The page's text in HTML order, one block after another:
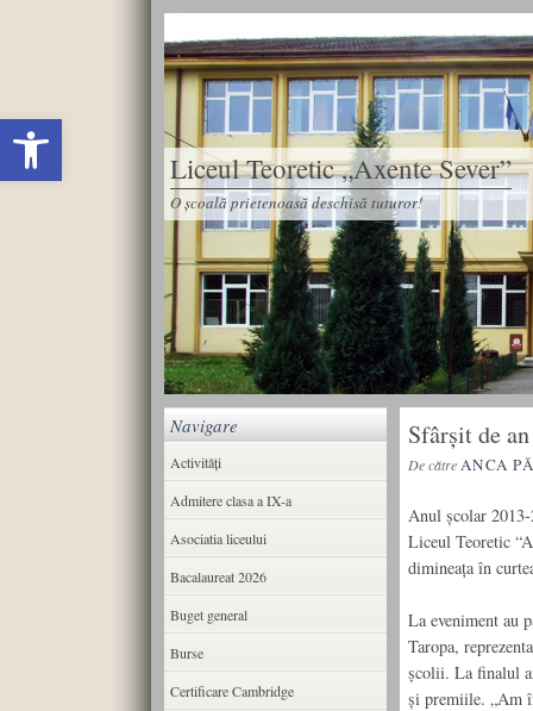
Deschide bara de unelte
Liceul Teoretic „Axente Sever”
O școală prietenoasă deschisă tuturor!
Sfârșit de
De cătreANCA
Anul şcolar
Liceul Teoretic
dimineaţa în
La eveniment au
Taropa,
școlii. La finalul
și premiile. „Am
Navigare
Activități
Admitere clasa a IX-a
Asociatia liceului
Bacalaureat 2026
Buget general
Burse
Certificare Cambridge